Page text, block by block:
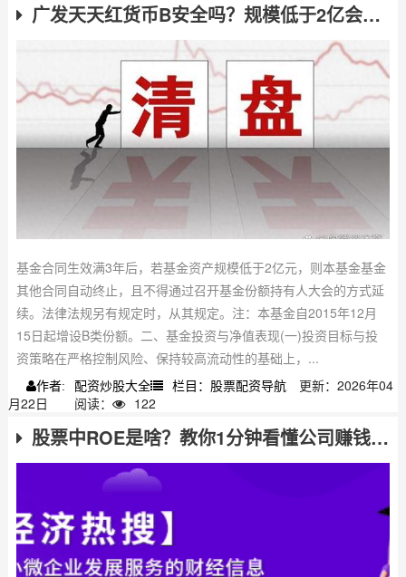
广发天天红货币B安全吗？规模低于2亿会清盘
基金合同生效满3年后，若基金资产规模低于2亿元，则本基金基金
其他合同自动终止，且不得通过召开基金份额持有人大会的方式延
续。法律法规另有规定时，从其规定。注：本基金自2015年12月
15日起增设B类份额。二、基金投资与净值表现(一)投资目标与投
资策略在严格控制风险、保持较高流动性的基础上，...
作者: 配资炒股大全 栏目：股票配资导航
更新：2026年04
月22日
阅读： 122
股票中ROE是啥？教你1分钟看懂公司赚钱能力